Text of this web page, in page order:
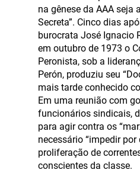
na gênese da AAA seja
Secreta”. Cinco dias
burocrata José Ignacio
em outubro de 1973 o
Peronista, sob a
Perón, produziu seu
mais tarde conhecido
Em uma reunião com
funcionários sindicais,
para agir contra os
necessário “impedir por
proliferação de
conscientes da classe.